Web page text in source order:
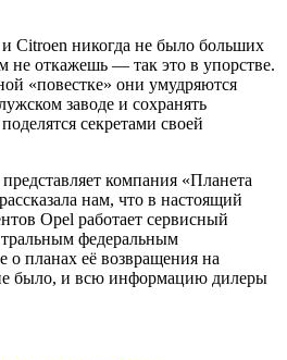
Citroen никогда не было больших
не откажешь — так это в упорстве.
«повестке» они умудряются
заводе и сохранять
секретами своей
компания «Планета
нам, что в настоящий
Opel работает сервисный
федеральным
о планах её возвращения на
было, и всю информацию дилеры